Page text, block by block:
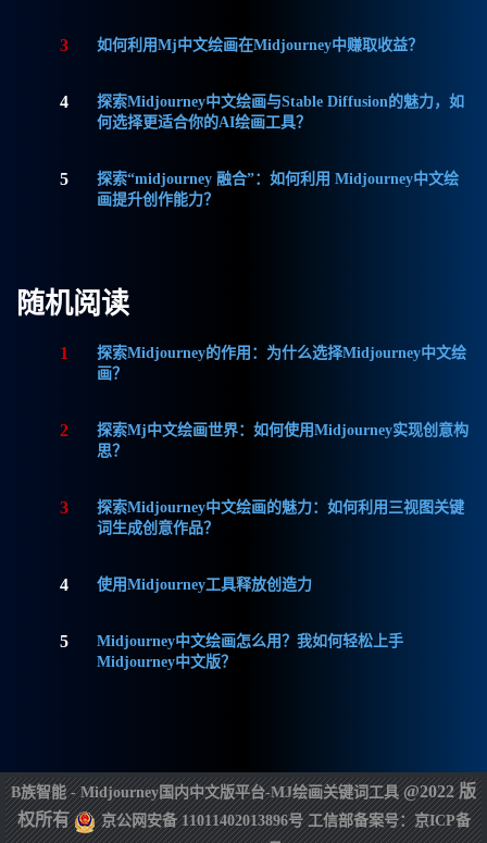
3 如何利用Mj中文绘画在Midjourney中赚取收益？
4
探索Midjourney中文绘画与Stable Diffusion的魅力，如
何选择更适合你的AI绘画工具？
5
探索“midjourney 融合”：如何利用 Midjourney中文绘
画提升创作能力？
随机阅读
1
探索Midjourney的作用：为什么选择Midjourney中文绘
画？
2
探索Mj中文绘画世界：如何使用Midjourney实现创意构
思？
3
探索Midjourney中文绘画的魅力：如何利用三视图关键
词生成创意作品？
4 使用Midjourney工具释放创造力
5
Midjourney中文绘画怎么用？我如何轻松上手
Midjourney中文版？
B族智能 - Midjourney国内中文版平台-MJ绘画关键词工具@2022 版
权所有
京公网安备 11011402013896号 工信部备案号：京ICP备